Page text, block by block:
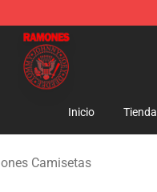
Merchandise Shop
Inicio Tienda
Camisetas